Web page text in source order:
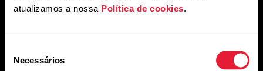
atualizamos a nossa Política de cookies.
Necessários